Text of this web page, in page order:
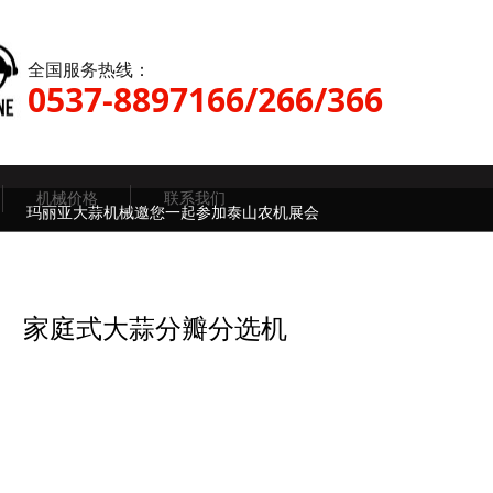
全国服务热线：
0537-8897166/266/366
机械价格 联系我们
玛丽亚大蒜机械邀您一起参加泰山农机展会
家庭式大蒜分瓣分选机